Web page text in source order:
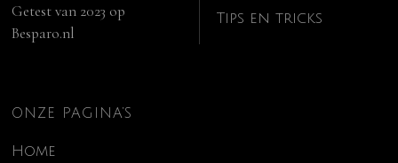
Getest van 2023 op
Besparo.nl
Tips en tricks
ONZE PAGINA’S
Home